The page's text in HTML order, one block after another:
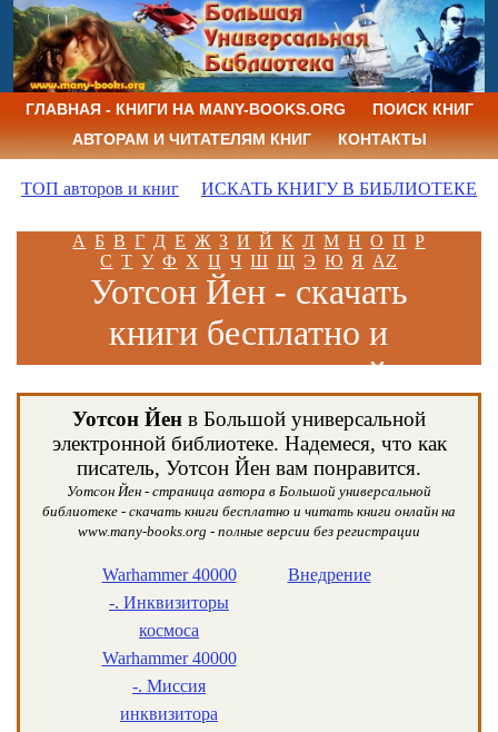
ГЛАВНАЯ - КНИГИ НА MANY-BOOKS.ORG
ПОИСК КНИГ
АВТОРАМ И ЧИТАТЕЛЯМ КНИГ
КОНТАКТЫ
ТОП авторов и книг ИСКАТЬ КНИГУ В БИБЛИОТЕКЕ
А Б В Г Д Е Ж З И Й К Л М Н О П Р
С Т У Ф Х Ц Ч Ш Щ Э Ю Я AZ
Уотсон Йен - скачать
книги бесплатно и
читать книги онлайн
Уотсон Йен в Большой универсальной
электронной библиотеке. Надемеся, что как
писатель, Уотсон Йен вам понравится.
Уотсон Йен - страница автора в Большой универсальной
библиотеке - скачать книги бесплатно и читать книги онлайн на
www.many-books.org - полные версии без регистрации
Warhammer 40000
-. Инквизиторы
космоса
Warhammer 40000
-. Миссия
инквизитора
Внедрение